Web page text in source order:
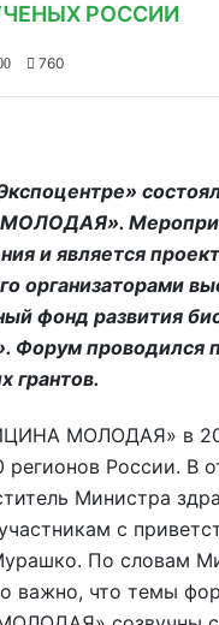
РОССИИ
760
и является
организаторами
фонд развития
Форум
грантов.
МОЛОДАЯ» в
регионов России.
Министра
с
По словам
важно, что темы